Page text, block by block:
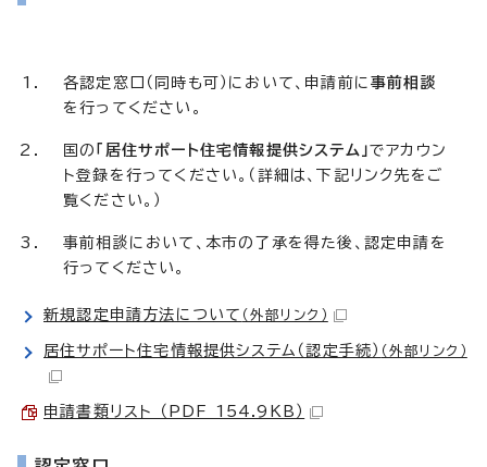
各認定窓口（同時も可）において、申請前に 事前相談
を行ってください。
国の 「居住サポート住宅情報提供システム」でアカウン
ト登録を行ってください。（詳細は、下記リンク先をご
覧ください。）
事前相談において、本市の了承を得た後、認定申請を
行ってください。
新規認定申請方法について （外部リンク）
居住サポート住宅情報提供システム（認定手続） （外部リンク）
申請書類リスト （PDF 154.9KB）